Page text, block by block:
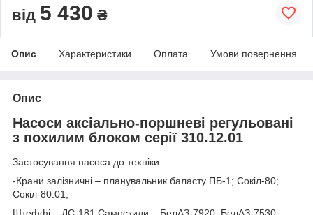
від 5 430 ₴
Опис Характеристики Оплата Умови повернення
Опис
Насоси аксіально-поршневі регульовані
з похилим блоком серії 310.12.01
Застосування насоса до техніки
-Крани залізничні – планувальник баласту ПБ-1; Сокіл-80;
Сокіл-80.01;